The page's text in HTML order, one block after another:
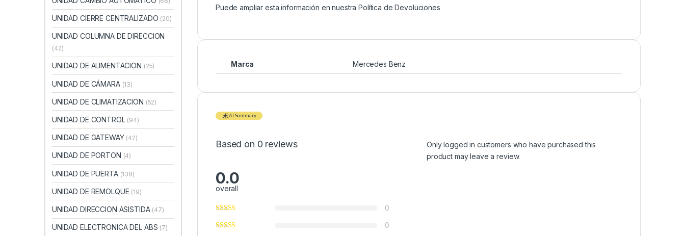
Puede ampliar esta información en nuestraPolítica de Devoluciones
Marca Mercedes Benz
AI Summary
Based on 0 reviews
0.0
overall
0
0
Only logged in customers who have purchased this
product may leave a review.
UNIDAD CIERRE CENTRALIZADO (20)
UNIDAD COLUMNA DE DIRECCION
(42)
UNIDAD DE ALIMENTACION (25)
UNIDAD DE CÁMARA (13)
UNIDAD DE CLIMATIZACION (52)
UNIDAD DE CONTROL (94)
UNIDAD DE GATEWAY (42)
UNIDAD DE PORTON (4)
UNIDAD DE PUERTA (138)
UNIDAD DE REMOLQUE (19)
UNIDAD DIRECCION ASISTIDA (47)
UNIDAD ELECTRONICA DEL ABS (7)